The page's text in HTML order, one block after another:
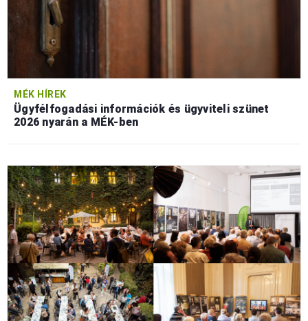
MÉK HÍREK
Ügyfélfogadási információk és ügyviteli szünet
2026 nyarán a MÉK-ben